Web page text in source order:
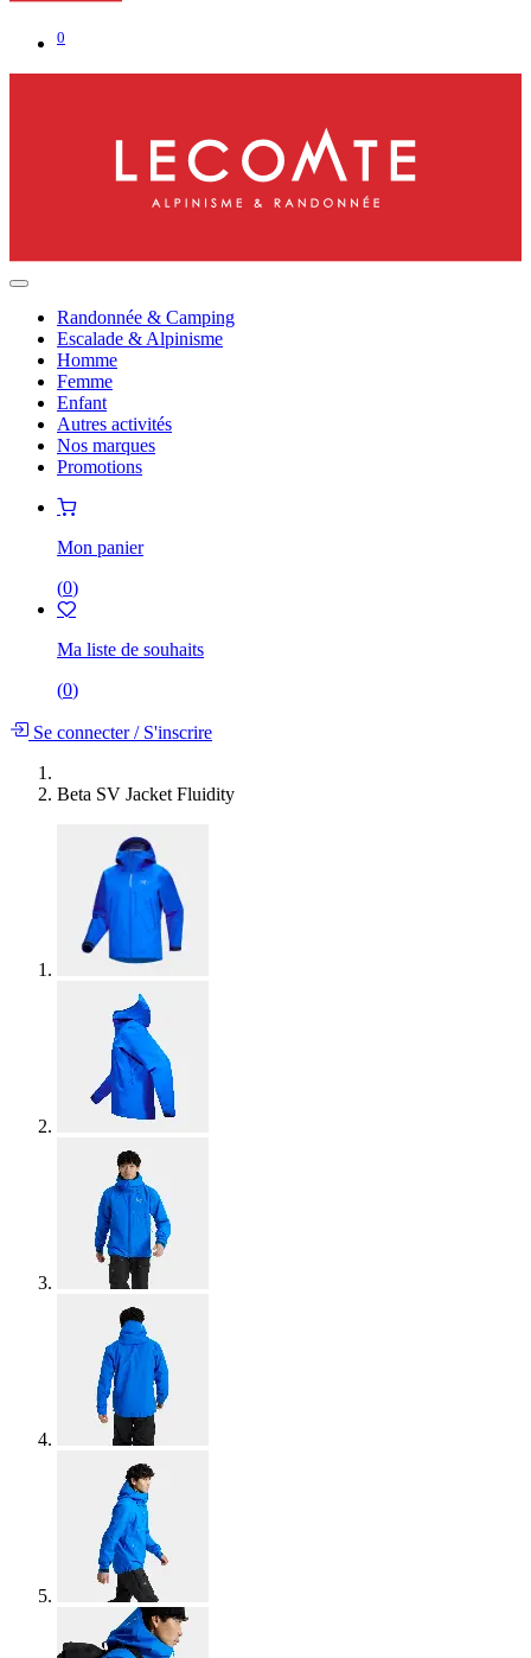
0
Randonnée & Camping
Escalade & Alpinisme
Homme
Femme
Enfant
Autres activités
Nos marques
Promotions
Mon panier
(0)
Ma liste de souhaits
(0)
Se connecter/S'inscrire
Beta SV Jacket Fluidity